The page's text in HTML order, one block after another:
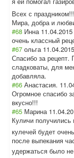
Всех с праздником!!!
Мира, добра и
#68 Инна
очень классный
#67 ольга
Спасибо за
сладковаты, для
добавляла.
#66 Анастасия.
Огромное спасибо
вкусно!!!
#65 Марина
Куличи получились
кулечей будет
после выпекания
удержаться было